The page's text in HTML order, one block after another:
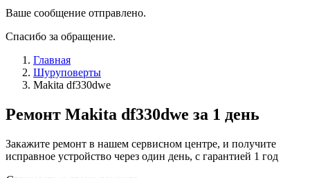
Ваше сообщение отправлено.
Спасибо за обращение.
Главная
Шуруповерты
Makita df330dwe
Ремонт Makita df330dwe за 1 день
Закажите ремонт в нашем сервисном центре, и получите
исправное устройство через один день, с гарантией 1 год